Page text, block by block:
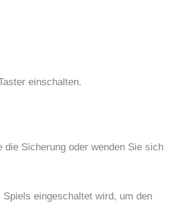
einschalten.
Sicherung oder wenden Sie sich
eingeschaltet wird, um den